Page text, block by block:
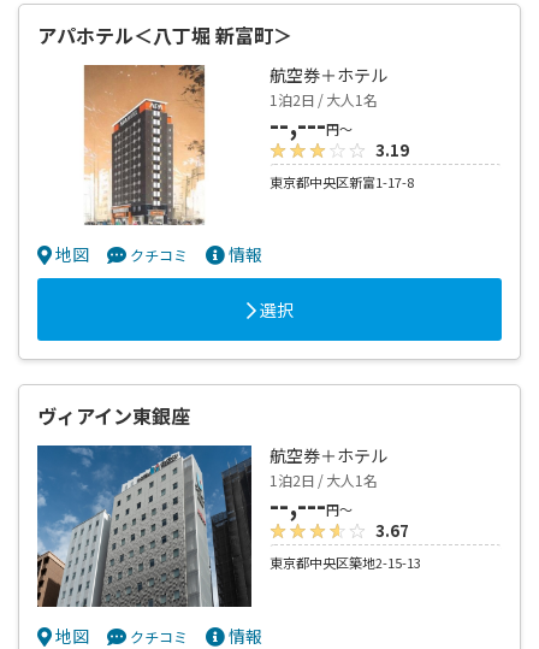
アパホテル＜八丁堀 新富町＞
航空券＋ホテル
1泊2日 / 大人1名
--,---円～
3.19
東京都中央区新富1-17-8
地図 クチコミ 情報
選択
ヴィアイン東銀座
航空券＋ホテル
1泊2日 / 大人1名
--,---円～
3.67
東京都中央区築地2-15-13
地図 クチコミ 情報